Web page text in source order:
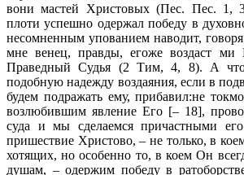
вони мастей Христовых (Пес. Пес. 1,
плоти успешно одержал победу в
несомненным упованием наводит,
мне венец, правды, егоже воздаст ми
Праведный Судья (2 Тим, 4, 8). А
подобную надежду воздаяния, если в
будем подражать ему, прибавил:не
возлюбившим явление Его [– 18],
суда и мы сделаемся причастными
пришествие Христово, – не только, в
хотящих, но особенно то, в коем Он
душам, – одержим победу в